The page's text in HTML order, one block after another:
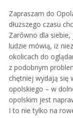
Zapraszam do
dłuższego czasu
Zarówno dla siebie,
ludzie mówią, iż
okolicach do
z podobnym
chętniej wydają się
opolskiego – w
opolskim jest
I to nie tylko na